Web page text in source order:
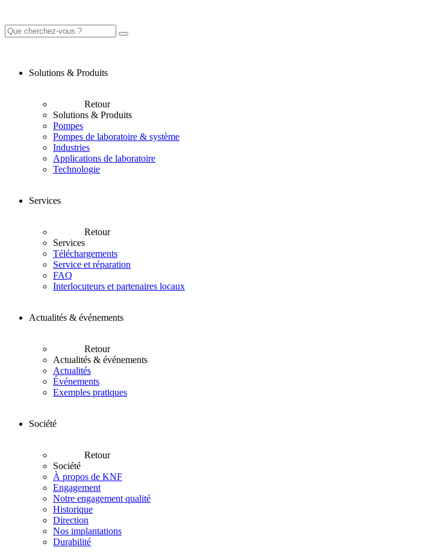
Solutions & Produits
Retour
Solutions & Produits
Pompes
Pompes de laboratoire & système
Industries
Applications de laboratoire
Technologie
Services
Retour
Services
Téléchargements
Service et réparation
FAQ
Interlocuteurs et partenaires locaux
Actualités & événements
Retour
Actualités & événements
Actualités
Événements
Exemples pratiques
Société
Retour
Société
À propos de KNF
Engagement
Notre engagement qualité
Historique
Direction
Nos implantations
Durabilité